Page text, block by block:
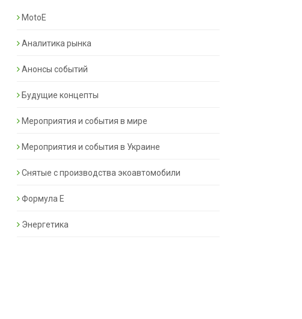
MotoE
Аналитика рынка
Анонсы событий
Будущие концепты
Мероприятия и события в мире
Мероприятия и события в Украине
Снятые с производства экоавтомобили
Формула Е
Энергетика